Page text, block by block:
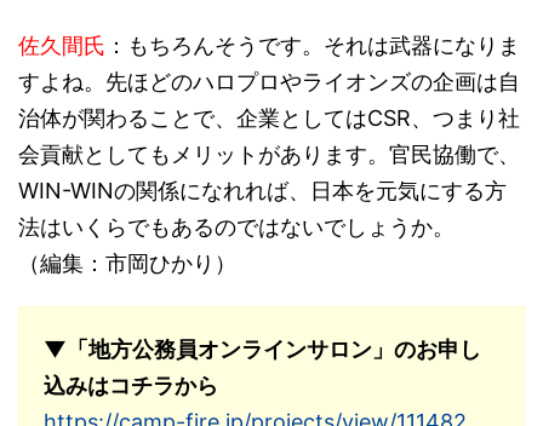
佐久間氏 ：もちろんそうです。それは武器になりま
すよね。先ほどのハロプロやライオンズの企画は自
治体が関わることで、企業としてはCSR、つまり社
会貢献としてもメリットがあります。官民協働で、
WIN-WINの関係になれれば、日本を元気にする方
法はいくらでもあるのではないでしょうか。
（編集：市岡ひかり）
▼「地方公務員オンラインサロン」のお申し
込みはコチラから